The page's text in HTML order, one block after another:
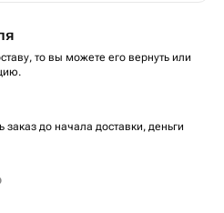
то вы можете его вернуть или
до начала доставки, деньги